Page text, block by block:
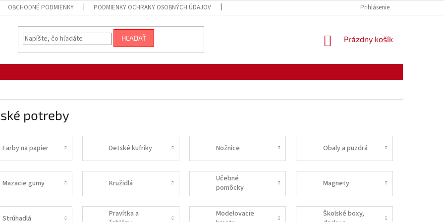
OBCHODNÉ PODMIENKY PODMIENKY OCHRANY OSOBNÝCH ÚDAJOV Prihlásenie
HĽADAŤ
NÁKUPNÝ
Prázdny košík
potreby
Farby na papier Detské kufríky Nožnice Obaly a puzdrá
Mazacie gumy Kružidlá
Učebné
pomôcky
Magnety
Strúhadlá
Pravítka a
Modelovacie
Školské boxy,